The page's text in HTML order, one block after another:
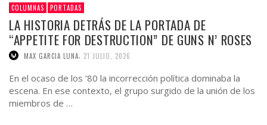
COLUMNAS PORTADAS
LA HISTORIA DETRÁS DE LA PORTADA DE
“APPETITE FOR DESTRUCTION” DE GUNS N’ ROSES
MAX GARCIA LUNA 21 JULIO, 2026
En el ocaso de los ’80 la incorrección política dominaba la
escena. En ese contexto, el grupo surgido de la unión de los
miembros de …